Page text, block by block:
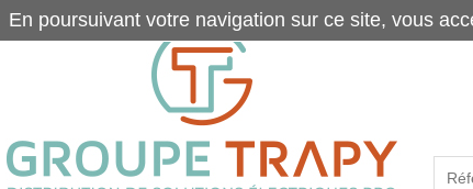
En poursuivant votre navigation sur ce site, vous